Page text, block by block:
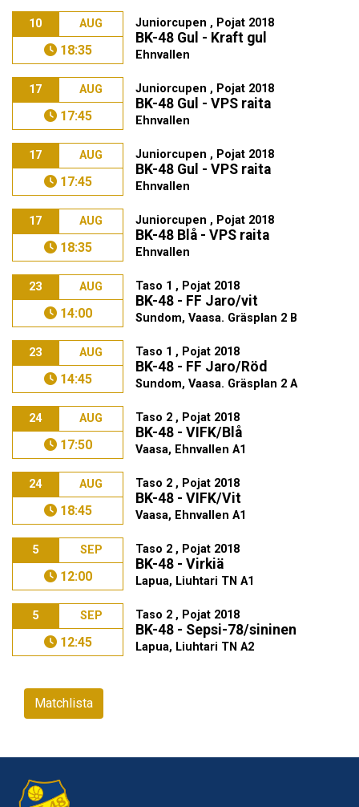
10 AUG
18:35
Juniorcupen , Pojat 2018
BK-48 Gul - Kraft gul
Ehnvallen
17 AUG
17:45
Juniorcupen , Pojat 2018
BK-48 Gul - VPS raita
Ehnvallen
17 AUG
17:45
Juniorcupen , Pojat 2018
BK-48 Gul - VPS raita
Ehnvallen
17 AUG
18:35
Juniorcupen , Pojat 2018
BK-48 Blå - VPS raita
Ehnvallen
23 AUG
14:00
Taso 1 , Pojat 2018
BK-48 - FF Jaro/vit
Sundom, Vaasa. Gräsplan 2 B
23 AUG
14:45
Taso 1 , Pojat 2018
BK-48 - FF Jaro/Röd
Sundom, Vaasa. Gräsplan 2 A
24 AUG
17:50
Taso 2 , Pojat 2018
BK-48 - VIFK/Blå
Vaasa, Ehnvallen A1
24 AUG
18:45
Taso 2 , Pojat 2018
BK-48 - VIFK/Vit
Vaasa, Ehnvallen A1
5 SEP
12:00
Taso 2 , Pojat 2018
BK-48 - Virkiä
Lapua, Liuhtari TN A1
5 SEP
12:45
Taso 2 , Pojat 2018
BK-48 - Sepsi-78/sininen
Lapua, Liuhtari TN A2
Matchlista